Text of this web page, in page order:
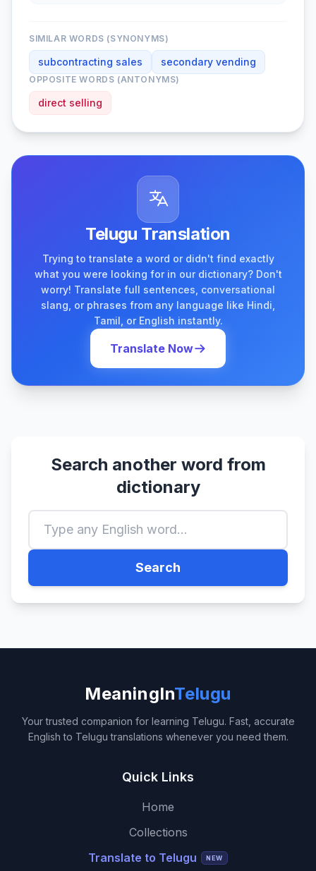
SIMILAR WORDS (SYNONYMS)
subcontracting sales secondary vending
OPPOSITE WORDS (ANTONYMS)
direct selling
Telugu Translation
Trying to translate a word or didn't find exactly
what you were looking for in our dictionary? Don't
worry! Translate full sentences, conversational
slang, or phrases from any language like Hindi,
Tamil, or English instantly.
Translate Now
Search another word from
dictionary
Search
MeaningInTelugu
Your trusted companion for learning Telugu. Fast, accurate
English to Telugu translations whenever you need them.
Quick Links
Home
Collections
Translate to Telugu
NEW